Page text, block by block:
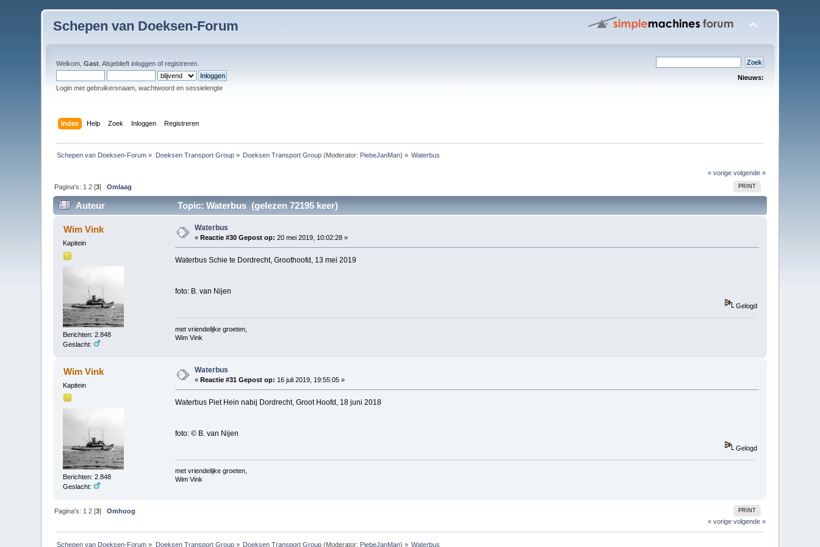
Schepen van Doeksen-Forum
Welkom,Gast . Alsjeblieftinloggen ofregistreren
Login met gebruikersnaam, wachtwoord en sessielengte
Nieuws:
Index Help Zoek Inloggen Registreren
Schepen van Doeksen-Forum » Doeksen Transport Group» Doeksen Transport Group (Moderator: PiebeJanMan) » Waterbus
« vorige volgende »
PRINT
Pagina's: 1 2 [3]Omlaag
Auteur Topic: Waterbus (gelezen 72195 keer)
Wim Vink
Kapitein
Berichten: 2.848
Geslacht:
Waterbus
« Reactie #30 Gepost op: 20 mei 2019, 10:02:28 »
Waterbus Schie te Dordrecht, Groothoofd, 13 mei 2019
foto: B. van Nijen
Gelogd
met vriendelijke groeten,
Wim Vink
Wim Vink
Kapitein
Berichten: 2.848
Geslacht:
Waterbus
«Reactie #31 Gepost op: 16 juli 2019, 19:55:05 »
Waterbus Piet Hein nabij Dordrecht, Groot Hoofd, 18 juni 2018
foto: © B. van Nijen
Gelogd
met vriendelijke groeten,
Wim Vink
PRINT
Pagina's: 1 2 [3]Omhoog
« vorige volgende »
Schepen van Doeksen-Forum » Doeksen Transport Group» Doeksen Transport Group (Moderator: PiebeJanMan) » Waterbus